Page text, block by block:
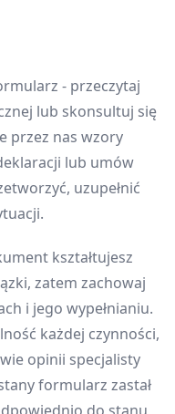
- przeczytaj
lub skonsultuj się
przez nas wzory
lub umów
uzupełnić
kształtujesz
zatem zachowaj
i jego wypełnianiu.
każdej czynności,
opinii specjalisty
formularz zastał